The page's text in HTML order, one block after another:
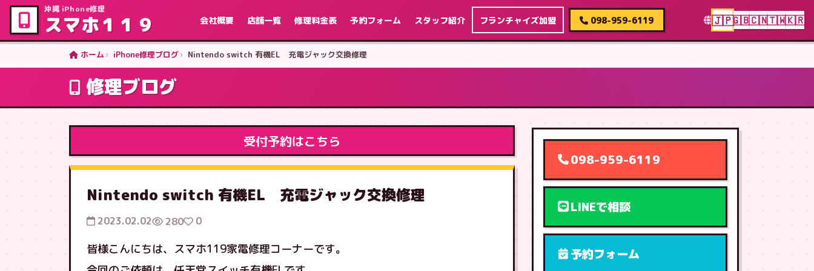
沖縄 iPhone修理
スマホ１１９ 会社概要 店舗一覧 修理料金表 予約フォーム スタッフ紹介 フランチャイズ加盟 098-959-6119 🇯🇵🇬🇧🇨🇳🇹🇼🇰🇷
ホーム iPhone修理ブログ Nintendo switch 有機EL 充電ジャック交換修理
修理ブログ
受付予約はこちら
Nintendo switch 有機EL 充電ジャック交換修理
2023.02.02 280 0
皆様こんにちは、スマホ119家電修理コーナーです。
098-959-6119
LINEで相談
予約フォーム